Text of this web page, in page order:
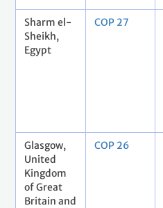
Sharm el-
Sheikh,
Egypt
COP 27
Glasgow,
United
Kingdom
of Great
Britain and
COP 26